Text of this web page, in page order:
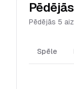
Pēdējās 5
Spēle